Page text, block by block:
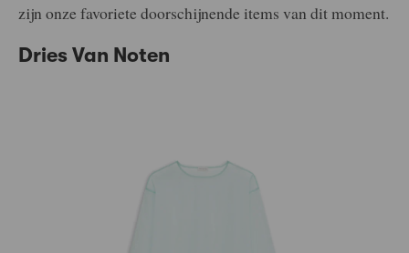
zijn onze favoriete doorschijnende items van dit moment.
Dries Van Noten